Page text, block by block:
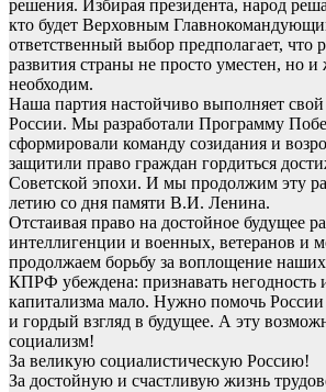
решения. Избирая президента, народ
кто будет Верховным
ответственный выбор предполагает, что
развития страны не просто уместен, но
необходим.
Наша партия настойчиво выполняет
России. Мы разработали Программу
сформировали команду созидания и
защитили право граждан гордиться
Советской эпохи. И мы продолжим эту
летию со дня памяти В.И. Ленина.
Отстаивая право на достойное будущее
интеллигенции и военных, ветеранов и
продолжаем борьбу за воплощение
КПРФ убеждена: признавать негодность
капитализма мало. Нужно помочь
и гордый взгляд в будущее. А эту
социализм!
За великую социалистическую Россию!
За достойную и счастливую жизнь